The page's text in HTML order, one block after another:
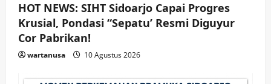
HOT NEWS: SIHT Sidoarjo Capai Progres
Krusial, Pondasi “Sepatu’ Resmi Diguyur
Cor Pabrikan!
wartanusa 10 Agustus 2026